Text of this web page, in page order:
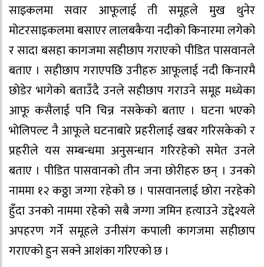
साइकलमा सवार आफूलाई ती समूहले मुख थुनेर
मोटरसाइकलमा बसाएर लालबकैया नदीको किनारमा लगेको
र सादा बसहा कागजमा सहीछाप गराएको पीडित पासवानले
बताए । सहीछाप गराएपछि उनीहरु आफूलाई नदी किनारमै
छोडेर भागेको बताउँदै उनले सहीछाप गराउने समूह मध्येका
आफू कसैलाई पनि चिन्न नसकेको बताए । घटना भएको
भोलिपल्ट नै आफूले घटनाबारे प्रहरीलाई खबर गरिसकेको र
प्रहरीले यस सम्बन्धमा अनुसन्धान गरिरहेको समेत उनले
बताए । पीडित पासवानको तीन जना छोरीहरु छन् । उनको
नाममा १२ कठ्ठा जग्गा रहेको छ । पासवानलाई छोरा नरहेको
हुँदा उनको नाममा रहेको सबै जग्गा जमिन हत्याउने उद्देश्यले
अपहरण गर्ने समूहले उनीसंग कपाली कागजमा सहीछाप
गराएको हुन सक्ने आशंका गरिएको छ ।